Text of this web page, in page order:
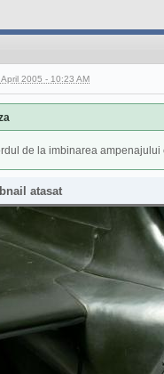
2005 - 10:23 AM
de la imbinarea ampenajului
atasat